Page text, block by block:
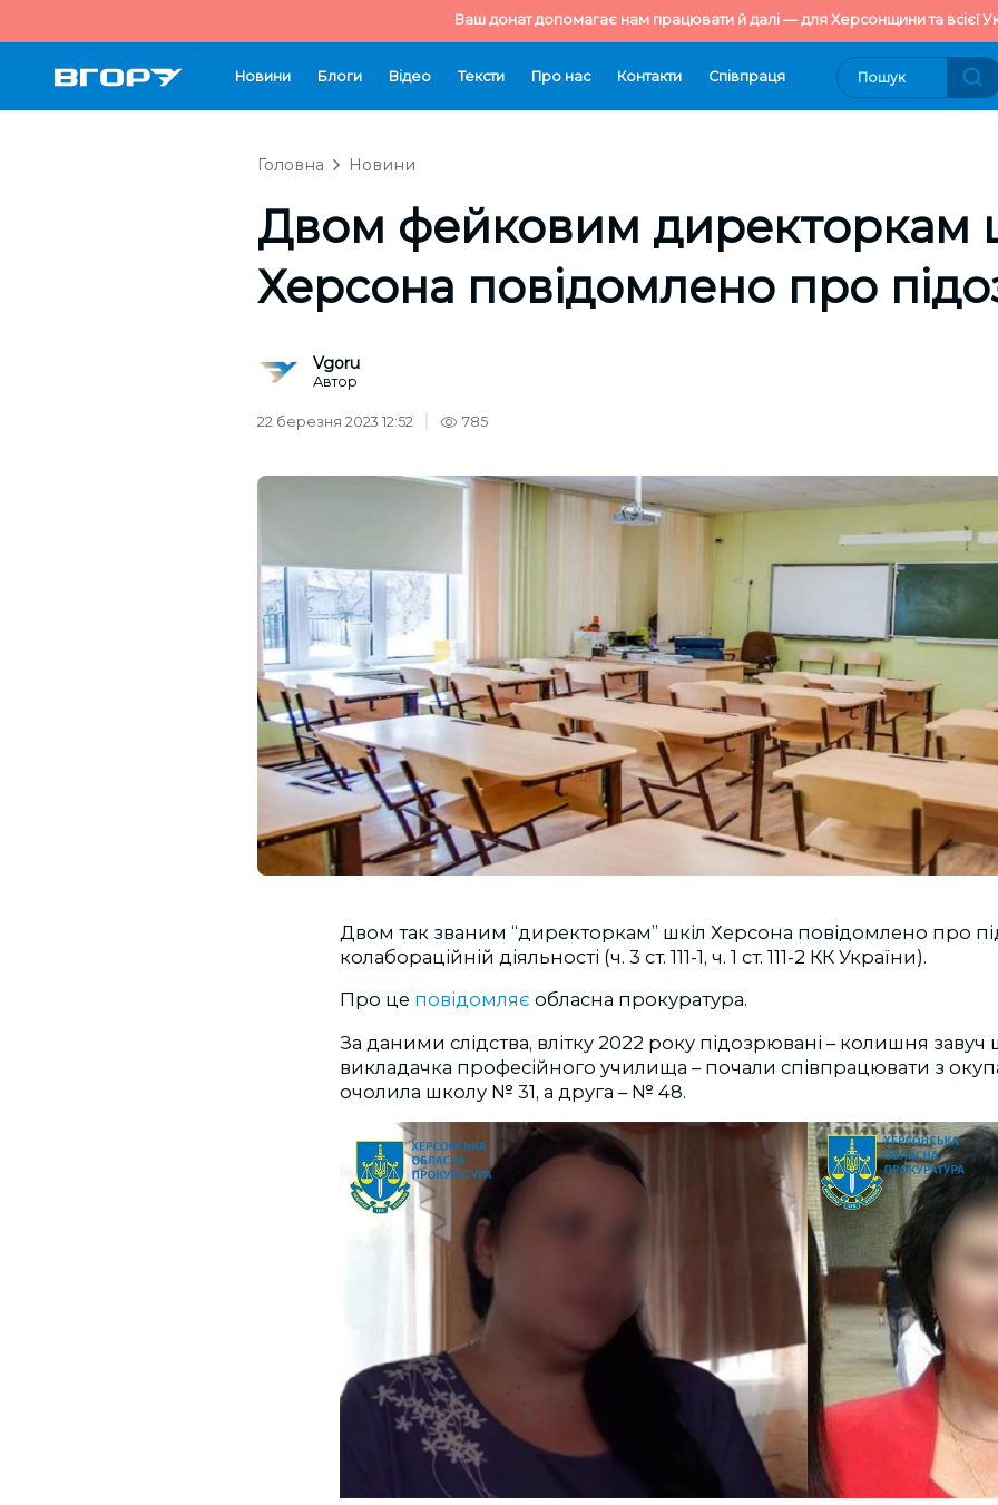
Ваш донат допомагає нам працювати й далі — для Херсонщини та всієї
Новини Блоги Відео Тексти Про нас Контакти Cпівпраця
Головна Новини
Двом фейковим директоркам
Херсона повідомлено про
Vgoru
Автор
22 березня 2023 12:52 785
Двом так званим “директоркам” шкіл Херсона повідомлено про
колабораційній діяльності (ч. 3 ст. 111-1, ч. 1 ст. 111-2 КК України).
Про це повідомляє обласна прокуратура.
За даними слідства, влітку 2022 року підозрювані – колишня завуч
викладачка професійного училища – почали співпрацювати з
очолила школу № 31, а друга – № 48.